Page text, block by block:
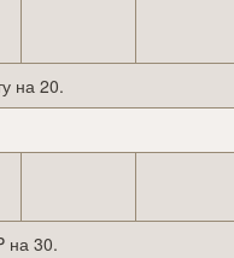
на 20.
на 30.